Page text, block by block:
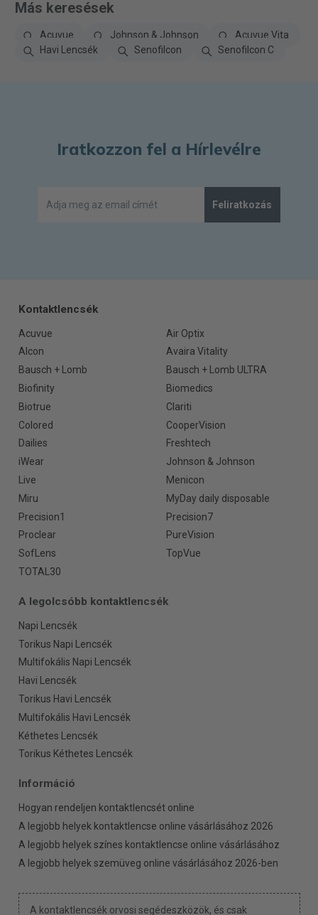
Más keresések
Acuvue Johnson & Johnson
Acuvue Vita
Havi Lencsék
Senofilcon Senofilcon C
Iratkozzon fel a Hírlevélre
Feliratkozás
Kontaktlencsék
Acuvue
Air Optix
Alcon
Avaira Vitality
Bausch + Lomb
Bausch + Lomb ULTRA
Biofinity
Biomedics
Biotrue
Clariti
Colored
CooperVision
Dailies
Freshtech
iWear
Johnson & Johnson
Live
Menicon
Miru
MyDay daily disposable
Precision1
Precision7
Proclear
PureVision
SofLens
TopVue
TOTAL30
A legolcsóbb kontaktlencsék
Napi Lencsék
Torikus Napi Lencsék
Multifokális Napi Lencsék
Havi Lencsék
Torikus Havi Lencsék
Multifokális Havi Lencsék
Kéthetes Lencsék
Torikus Kéthetes Lencsék
Információ
Hogyan rendeljen kontaktlencsét online
A legjobb helyek kontaktlencse online vásárlásához 2026
A legjobb helyek színes kontaktlencse online vásárlásához
A legjobb helyek szemüveg online vásárlásához 2026-ben
A kontaktlencsék orvosi segédeszközök, és csak